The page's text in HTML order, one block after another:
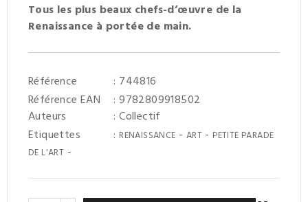
Tous les plus beaux chefs-d’œuvre de la
Renaissance à portée de main.
Référence
: 744816
Référence EAN
: 9782809918502
Auteurs
:Collectif
Etiquettes
: RENAISSANCE - ART - PETITE PARADE
DE L'ART -